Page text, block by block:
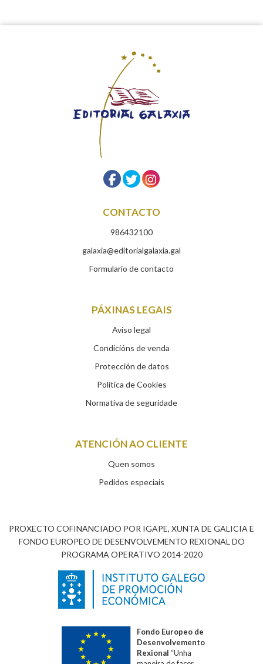
CONTACTO
986432100
galaxia@editorialgalaxia.gal
Formulario de contacto
PÁXINAS LEGAIS
Aviso legal
Condicións de venda
Protección de datos
Política de Cookies
Normativa de seguridade
ATENCIÓN AO CLIENTE
Quen somos
Pedidos especiais
PROXECTO COFINANCIADO POR IGAPE, XUNTA DE GALICIA E
FONDO EUROPEO DE DESENVOLVEMENTO REXIONAL DO
PROGRAMA OPERATIVO 2014-2020
Fondo Europeo de
Desenvolvemento
Rexional “Unha